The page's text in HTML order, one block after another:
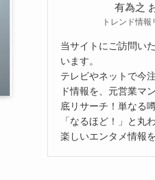
有為之
トレンド情
当サイトにご訪問い
います。
テレビやネットで今
ド情報を、元営業マ
底リサーチ！単なる
「なるほど！」と丸
楽しいエンタメ情報